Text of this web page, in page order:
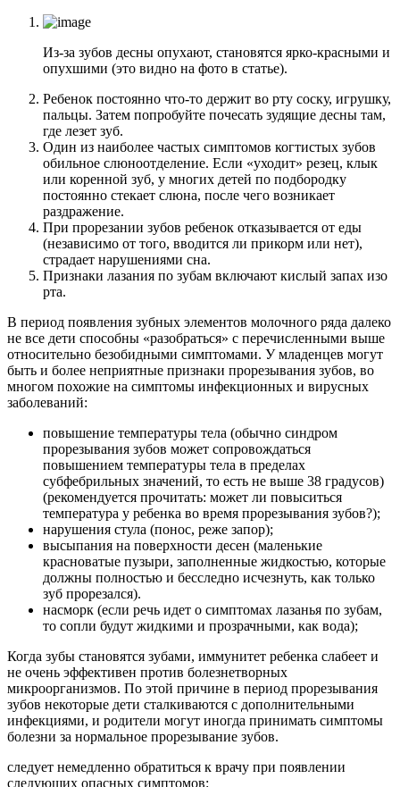
Из-за зубов десны опухают, становятся ярко-красными и
опухшими (это видно на фото в статье).
Ребенок постоянно что-то держит во рту соску, игрушку,
пальцы. Затем попробуйте почесать зудящие десны там,
где лезет зуб.
Один из наиболее частых симптомов когтистых зубов
обильное слюноотделение. Если «уходит» резец, клык
или коренной зуб, у многих детей по подбородку
постоянно стекает слюна, после чего возникает
раздражение.
При прорезании зубов ребенок отказывается от еды
(независимо от того, вводится ли прикорм или нет),
страдает нарушениями сна.
Признаки лазания по зубам включают кислый запах изо
рта.
В период появления зубных элементов молочного ряда далеко
не все дети способны «разобраться» с перечисленными выше
относительно безобидными симптомами. У младенцев могут
быть и более неприятные признаки прорезывания зубов, во
многом похожие на симптомы инфекционных и вирусных
заболеваний:
повышение температуры тела (обычно синдром
прорезывания зубов может сопровождаться
повышением температуры тела в пределах
субфебрильных значений, то есть не выше 38 градусов)
(рекомендуется прочитать: может ли повыситься
температура у ребенка во время прорезывания зубов?);
нарушения стула (понос, реже запор);
высыпания на поверхности десен (маленькие
красноватые пузыри, заполненные жидкостью, которые
должны полностью и бесследно исчезнуть, как только
зуб прорезался).
насморк (если речь идет о симптомах лазанья по зубам,
то сопли будут жидкими и прозрачными, как вода);
Когда зубы становятся зубами, иммунитет ребенка слабеет и
не очень эффективен против болезнетворных
микроорганизмов. По этой причине в период прорезывания
зубов некоторые дети сталкиваются с дополнительными
инфекциями, и родители могут иногда принимать симптомы
болезни за нормальное прорезывание зубов.
следует немедленно обратиться к врачу при появлении
следующих опасных симптомов: